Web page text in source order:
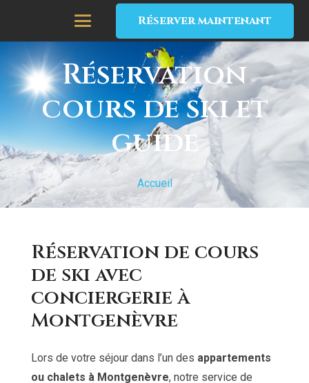
Réserver maintenant
Réservation
cours de ski et
guide
Accueil
Réservation de cours
de ski avec
conciergerie à
Montgenèvre
Lors de votre séjour dans l’un des appartements
ou chalets à Montgenèvre, notre service de